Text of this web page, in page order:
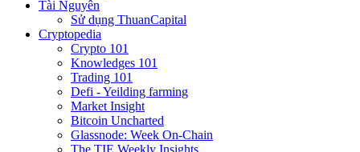
Tài Nguyên
Sử dụng ThuanCapital
Cryptopedia
Crypto 101
Knowledges 101
Trading 101
Defi - Yeilding farming
Market Insight
Bitcoin Uncharted
Glassnode: Week On-Chain
The TIE Weekly Insights